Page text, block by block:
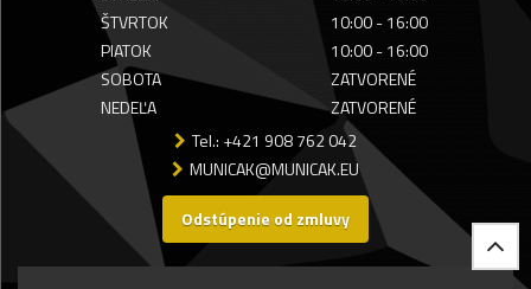
ŠTVRTOK
10:00 - 16:00
PIATOK
10:00 - 16:00
SOBOTA
ZATVORENÉ
NEDEĽA
ZATVORENÉ
Tel.: +421 908 762 042
MUNICAK@MUNICAK.EU
Odstúpenie od zmluvy